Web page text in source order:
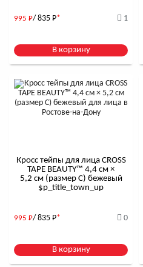
995 Р/ 835 Р* 1
В корзину
Кросс тейпы для лица CROSS
TAPE BEAUTY™ 4,4 см ×
5,2 см (размер C) бежевый
$р_title_town_up
995 Р/ 835 Р* 0
В корзину